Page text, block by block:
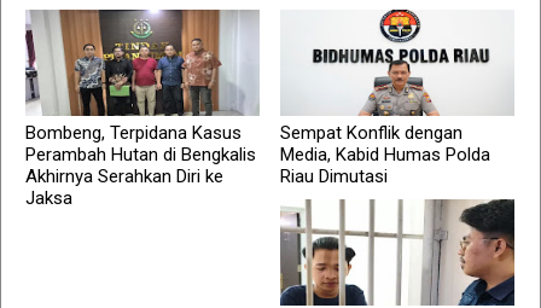
Bombeng, Terpidana Kasus
Perambah Hutan di Bengkalis
Akhirnya Serahkan Diri ke
Jaksa
Sempat Konflik dengan
Media, Kabid Humas Polda
Riau Dimutasi